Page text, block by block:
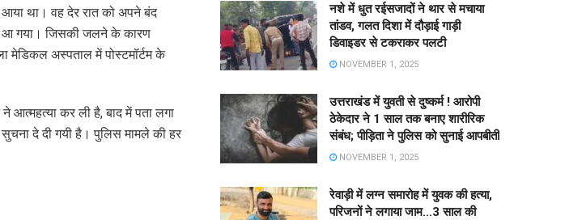
था। वह देर रात को अपने बंद
आ गया। जिसकी जलने के कारण
मेडिकल अस्पताल में पोस्टमॉर्टम के
आत्महत्या कर ली है, बाद में पता लगा
दे दी गयी है। पुलिस मामले की हर
नशे में धुत रईसजादों ने थार से मचाया
तांडव, गलत दिशा में दौड़ाई गाड़ी
डिवाइडर से टकराकर पलटी
NOVEMBER 1, 2025
उत्तराखंड में युवती से दुष्कर्म ! आरोपी
ठेकेदार ने 1 साल तक बनाए शारीरिक
संबंध; पीड़िता ने पुलिस को सुनाई आपबीती
NOVEMBER 1, 2025
रेवाड़ी में लग्न समारोह में युवक की हत्या,
परिजनों ने लगाया जाम…3 साल की